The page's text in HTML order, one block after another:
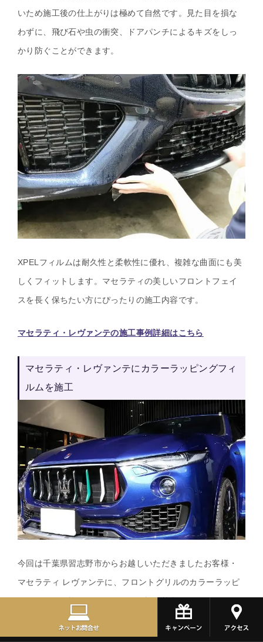
いため施工後の仕上がりは極めて自然です。見た目を損な
わずに、飛び石や虫の衝突、ドアパンチによるキズをしっ
かり防ぐことができます。
XPELフィルムは耐久性と柔軟性に優れ、複雑な曲面にも美
しくフィットします。マセラティの美しいフロントフェイ
スを長く保ちたい方にぴったりの施工内容です。
マセラティ・レヴァンテの施工事例詳細はこちら
マセラティ・レヴァンテにカラーラッピングフィ
ルムを施工
今回は千葉県習志野市からお越しいただきましたお客様・
マセラティ レヴァンテに、フロントグリルのカラーラッピ
ル内の縦3本で、それぞれに緑・白・赤のイタリアンカラー
を1本ずつ貼り分けています。